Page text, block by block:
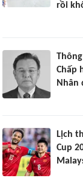
rồi
Chấp
Nhân
Lịch
Cup